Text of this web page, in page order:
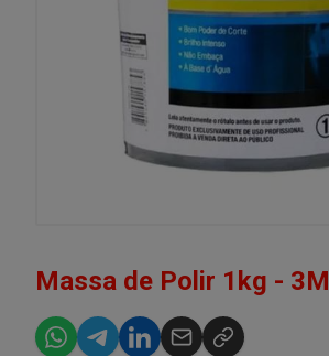
Massa de Polir 1kg - 3M